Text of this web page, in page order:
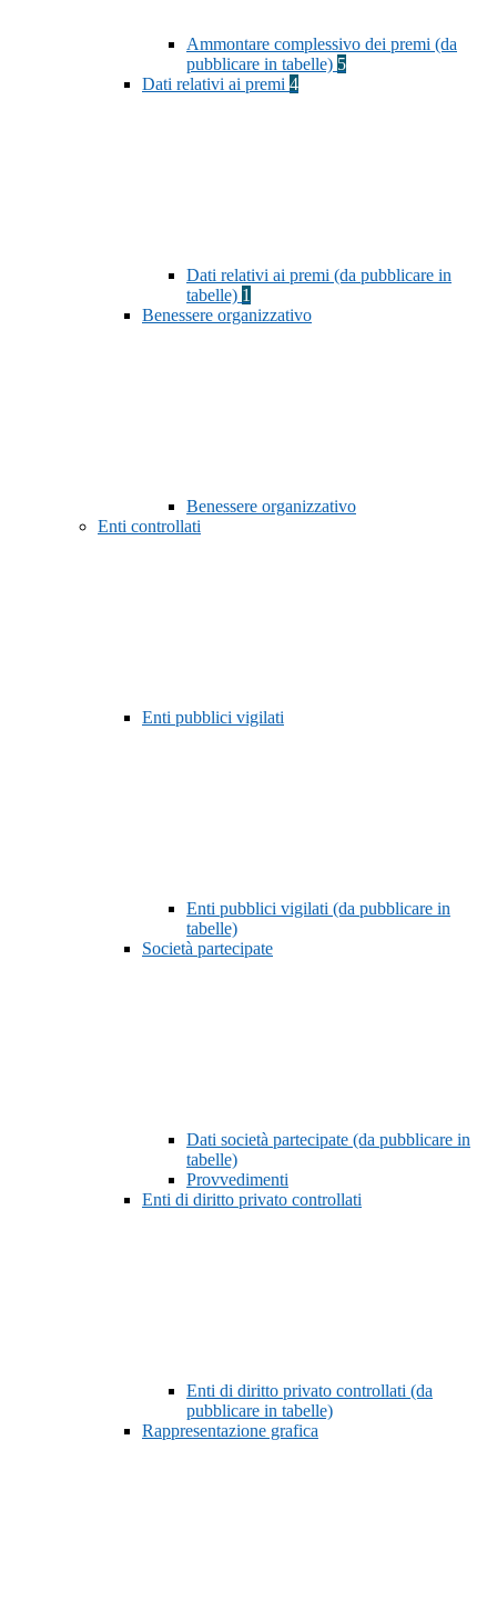
Ammontare complessivo dei premi (da
pubblicare in tabelle) 5
Dati relativi ai premi 4
Dati relativi ai premi (da pubblicare in
tabelle) 1
Benessere organizzativo
Benessere organizzativo
Enti controllati
Enti pubblici vigilati
Enti pubblici vigilati (da pubblicare in
tabelle)
Società partecipate
Dati società partecipate (da pubblicare in
tabelle)
Provvedimenti
Enti di diritto privato controllati
Enti di diritto privato controllati (da
pubblicare in tabelle)
Rappresentazione grafica